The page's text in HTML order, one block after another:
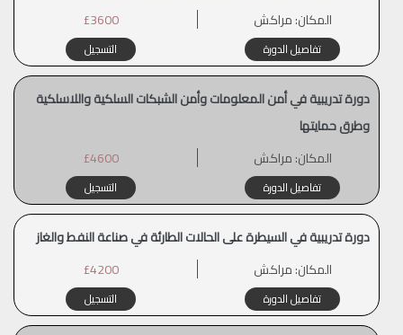
المكان:مراكش £3600
تفاصيل الدورة التسجيل
دورة تدريبية في أمن المعلومات وأمن الشبكات السلكية واللاسلكية
وطرق حمايتها
المكان:مراكش £4600
تفاصيل الدورة التسجيل
دورة تدريبية في السيطرة على الحالات الطارئة في صناعة النفط والغاز
المكان:مراكش £4200
تفاصيل الدورة التسجيل